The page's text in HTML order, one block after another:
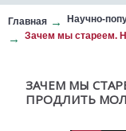
Главная
Научно-
Зачем мы стареем.
ЗАЧЕМ МЫ
ПРОДЛИТЬ